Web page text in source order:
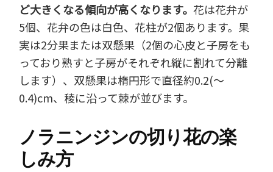
ど大きくなる傾向が高くなります。花は花弁が
5個、花弁の色は白色、花柱が2個あります。果
実は2分果または双懸果（2個の心皮と子房をも
っており熟すと子房がそれぞれ縦に割れて分離
します）、双懸果は楕円形で直径約0.2(～
0.4)cm、稜に沿って棘が並びます。
ノラニンジンの切り花の楽
しみ方